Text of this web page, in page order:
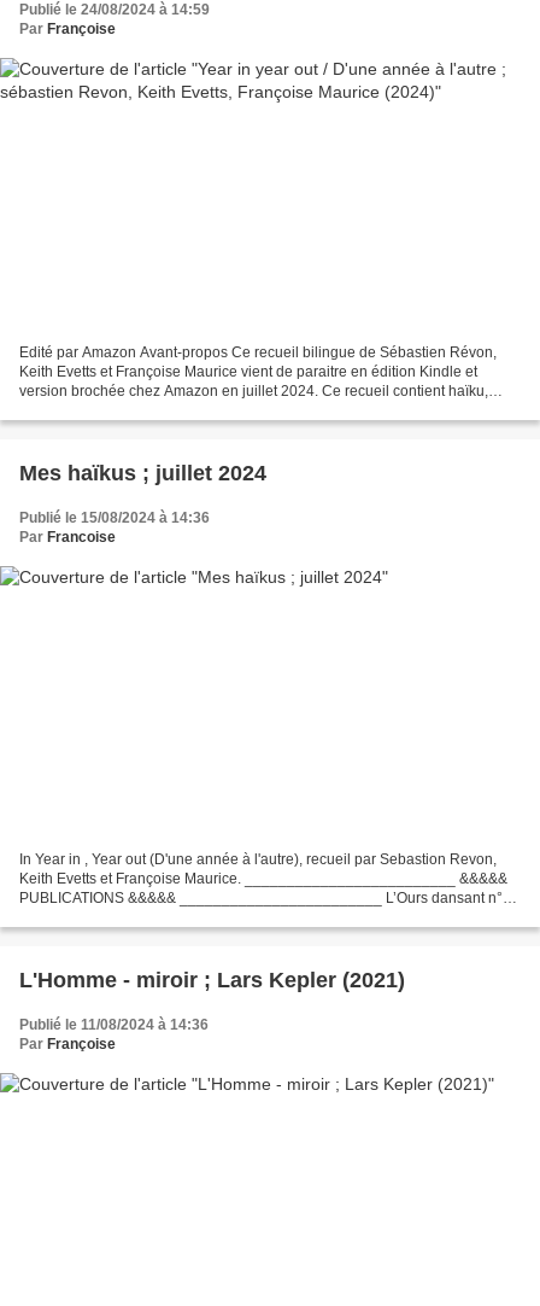
Publié le 24/08/2024 à 14:59
Par Françoise
Edité par Amazon Avant-propos Ce recueil bilingue de Sébastien Révon,
Keith Evetts et Françoise Maurice vient de paraitre en édition Kindle et
version brochée chez Amazon en juillet 2024. Ce recueil contient haïku,
Mes haïkus ; juillet 2024
Publié le 15/08/2024 à 14:36
Par Francoise
In Year in , Year out (D'une année à l'autre), recueil par Sebastion Revon,
Keith Evetts et Françoise Maurice. _________________________ &&&&&
PUBLICATIONS &&&&& ________________________ L’Ours dansant n°
L'Homme - miroir ; Lars Kepler (2021)
Publié le 11/08/2024 à 14:36
Par Françoise